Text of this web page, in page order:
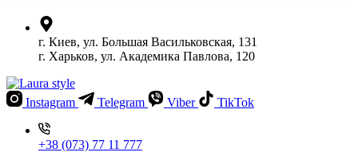
г. Киев, ул. Большая Васильковская, 131
г. Харьков, ул. Академика Павлова, 120
Instagram Telegram Viber TikTok
+38 (073) 77 11 777